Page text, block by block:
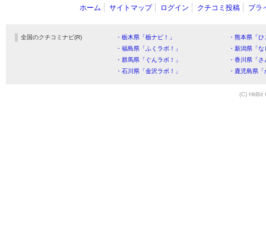
ホーム サイトマップ ログイン クチコミ投稿 プラ
全国のクチコミナビ(R) ・栃木県「栃ナビ！」
・熊本県「
・福島県「ふくラボ！」
・新潟県「
・群馬県「ぐんラボ！」
・香川県「
・石川県「金沢ラボ！」
・鹿児島県
(C) HitBit